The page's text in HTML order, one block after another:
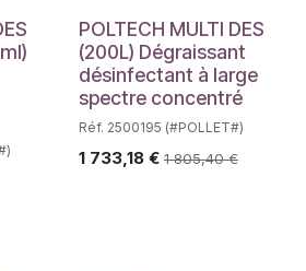
POLTECH MULTI DES
(200L) Dégraissant
désinfectant à large
spectre concentré
Réf. 2500195 (#POLLET#)
1 733,18€ 1 805,40€